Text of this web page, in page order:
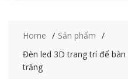
Home
Sản phẩm
Đèn led 3D trang trí để bàn
trăng